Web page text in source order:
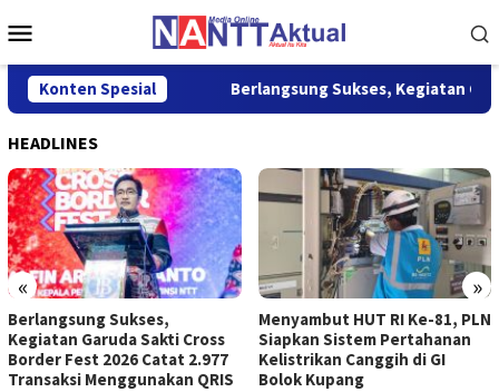
ke
Mobile
Konten Spesial
Sikap Berlangsung Sukses, Kegiatan Garuda
HEADLINES
« »
Sukses,
Garuda Sakti Cross
Fest 2026 Catat 2.977
Menggunakan QRIS
Menyambut HUT RI Ke-81, PLN
Siapkan Sistem Pertahanan
Kelistrikan Canggih di GI
Bolok Kupang